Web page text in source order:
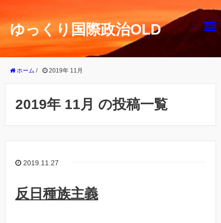
ゆっくり国際政治OLD
ホーム / 2019年 11月
2019年 11月 の投稿一覧
2019.11.27
反日種族主義